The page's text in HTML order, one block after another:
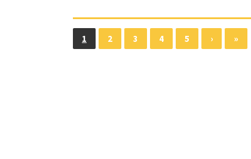
1 2 3 4 5 › »